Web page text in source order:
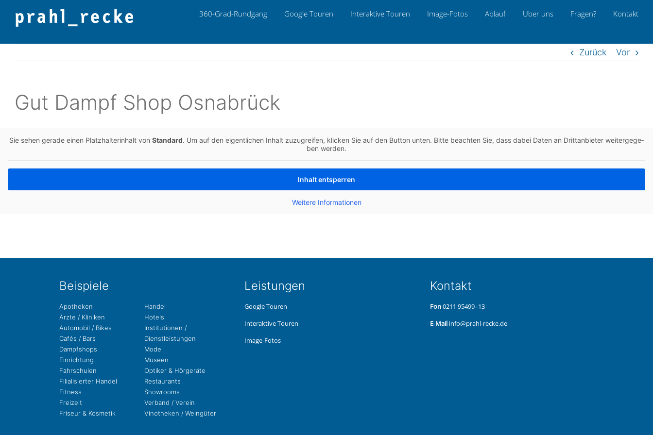
Inhalt
360-Grad-Rund­gang Google Touren Inter­ak­ti­ve Touren Image-Fotos Ablauf Über uns Fragen? Kon­takt
Zurück Vor
Gut Dampf Shop Osnabrück
Sie sehen gerade einen Platz­hal­ter­in­halt von Stan­dard. Um auf den eigent­li­chen Inhalt zuzu­grei­fen, kli­cken Sie auf den Button unten. Bitte beach­ten Sie, dass dabei Daten an Dritt­an­bie­ter wei­ter­ge­ge­
ben werden.
Inhalt ent­sper­ren
Wei­te­re Infor­ma­tio­nen
Bei­spie­le
Apo­the­ken
Ärzte / Kliniken
Auto­mo­bil / Bikes
Cafés / Bars
Dampf­shops
Ein­rich­tung
Fahr­schu­len
Filia­li­sier­ter Handel
Fit­ness
Freizeit
Fri­seur & Kosmetik
Handel
Hotels
Insti­tu­tio­nen /
Dienstleistungen
Mode
Museen
Opti­ker & Hörgeräte
Restau­rants
Show­rooms
Ver­band / Verein
Vino­the­ken / Weingüter
Leis­tun­gen
Google Touren
Inter­ak­ti­ve Touren
Image-Fotos
Kon­takt
Fon0211 95499–13
E‑Mail info@prahl-recke.de